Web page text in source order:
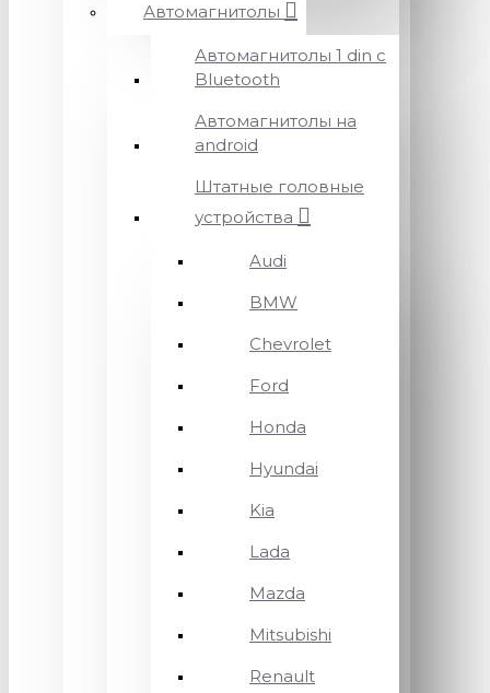
Автомагнитолы
Автомагнитолы 1 din с
Bluetooth
Автомагнитолы на
android
Штатные головные
устройства
Audi
BMW
Chevrolet
Ford
Honda
Hyundai
Kia
Lada
Mazda
Mitsubishi
Renault